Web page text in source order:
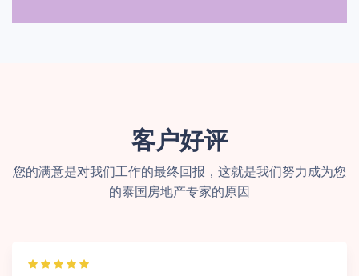
客户好评
您的满意是对我们工作的最终回报，这就是我们努力成为您
的泰国房地产专家的原因